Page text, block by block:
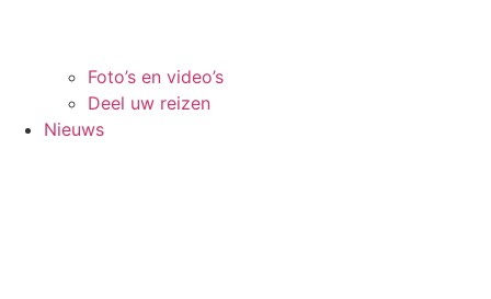
Foto’s en video’s
Deel uw reizen
Nieuws